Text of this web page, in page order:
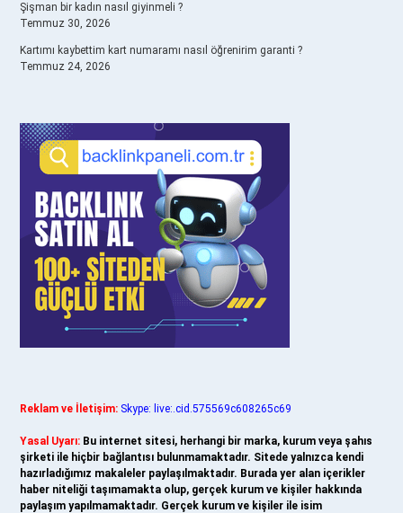
Şişman bir kadın nasıl giyinmeli ?
Temmuz 30, 2026
Kartımı kaybettim kart numaramı nasıl öğrenirim garanti ?
Temmuz 24, 2026
Reklam ve İletişim: Skype: live:.cid.575569c608265c69
Yasal Uyarı: Bu internet sitesi, herhangi bir marka, kurum veya şahıs
şirketi ile hiçbir bağlantısı bulunmamaktadır. Sitede yalnızca kendi
hazırladığımız makaleler paylaşılmaktadır. Burada yer alan içerikler
haber niteliği taşımamakta olup, gerçek kurum ve kişiler hakkında
paylaşım yapılmamaktadır. Gerçek kurum ve kişiler ile isim